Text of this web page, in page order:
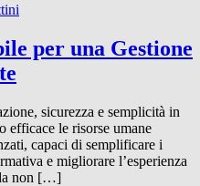
per una Gestione
sicurezza e semplicità in
efficace le risorse umane
capaci di semplificare i
e migliorare l’esperienza
non […]